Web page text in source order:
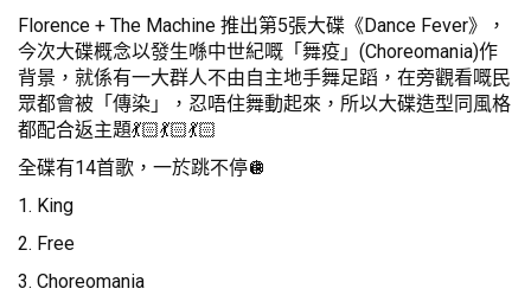
Florence + The Machine 推出第5張大碟《Dance Fever》，
今次大碟概念以發生喺中世紀嘅「舞疫」(Choreomania)作
背景，就係有一大群人不由自主地手舞足蹈，在旁觀看嘅民
眾都會被「傳染」，忍唔住舞動起來，所以大碟造型同風格
都配合返主題💃🏻💃🏻💃🏻
全碟有14首歌，一於跳不停🪩
1. King
2. Free
3. Choreomania